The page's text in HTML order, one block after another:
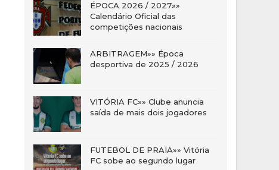
ÉPOCA 2026 / 2027»»
Calendário Oficial das
competições nacionais
ARBITRAGEM»» Época
desportiva de 2025 / 2026
VITÓRIA FC»» Clube anuncia
saída de mais dois jogadores
FUTEBOL DE PRAIA»» Vitória
FC sobe ao segundo lugar